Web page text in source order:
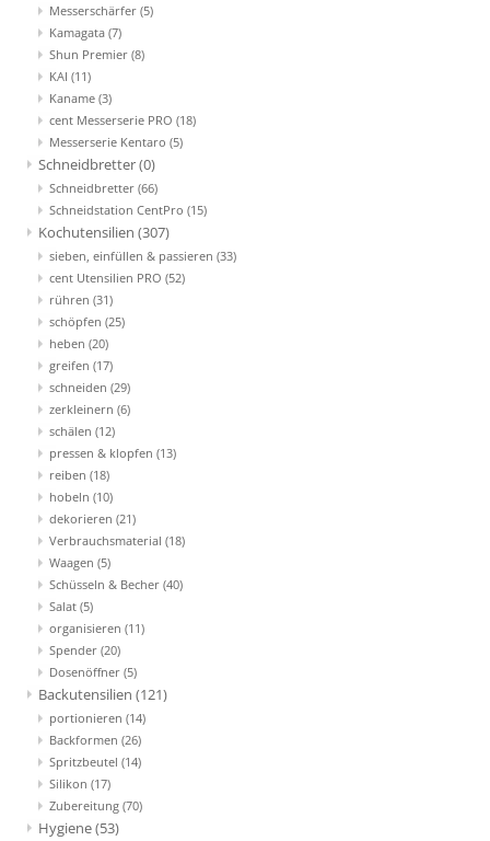
Messerschärfer (5)
Kamagata (7)
Shun Premier (8)
KAI (11)
Kaname (3)
cent Messerserie PRO (18)
Messerserie Kentaro (5)
Schneidbretter(0)
Schneidbretter (66)
Schneidstation CentPro (15)
Kochutensilien (307)
sieben, einfüllen & passieren (33)
cent Utensilien PRO (52)
rühren (31)
schöpfen (25)
heben (20)
greifen (17)
schneiden (29)
zerkleinern (6)
schälen (12)
pressen & klopfen (13)
reiben (18)
hobeln (10)
dekorieren (21)
Verbrauchsmaterial (18)
Waagen (5)
Schüsseln & Becher (40)
Salat (5)
organisieren (11)
Spender (20)
Dosenöffner (5)
Backutensilien (121)
portionieren (14)
Backformen (26)
Spritzbeutel (14)
Silikon (17)
Zubereitung (70)
Hygiene(53)